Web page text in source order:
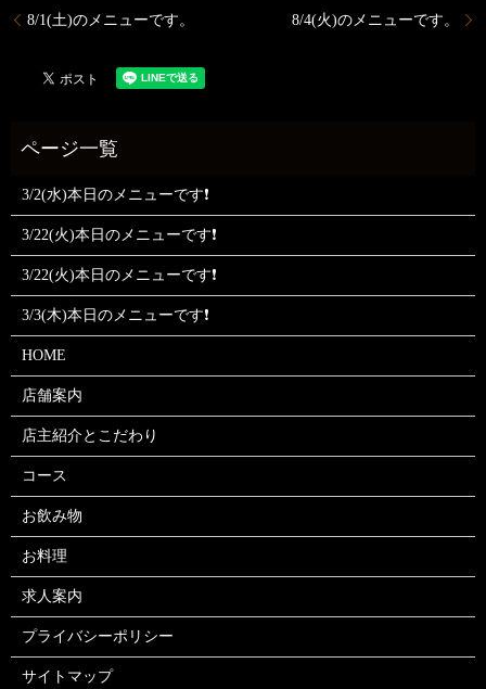
8/1(土)のメニューです。 8/4(火)のメニューです。
3/2(水)本日のメニューです❗
3/22(火)本日のメニューです❗
3/22(火)本日のメニューです❗
3/3(木)本日のメニューです❗
HOME
店舗案内
店主紹介とこだわり
コース
お飲み物
お料理
求人案内
プライバシーポリシー
サイトマップ